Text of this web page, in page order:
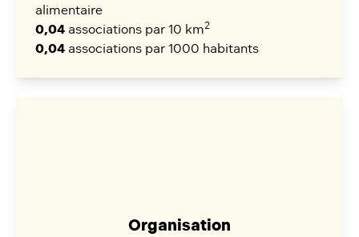
alimentaire
0,04 associations par 10 km2
0,04 associations par 1000 habitants
Organisation